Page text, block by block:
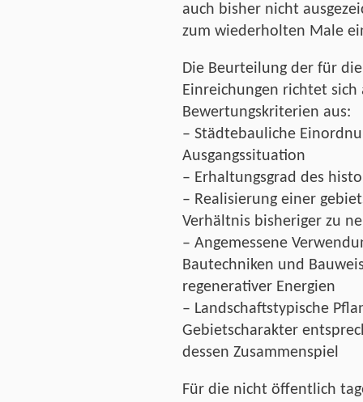
auch bisher nicht
zum wiederholten Male
Die Beurteilung der für
Einreichungen richtet
Bewertungskriterien aus:
– Städtebauliche
Ausgangssituation
– Erhaltungsgrad des
– Realisierung einer
Verhältnis bisheriger zu
– Angemessene
Bautechniken und
regenerativer Energien
– Landschaftstypische
Gebietscharakter
dessen Zusammenspiel
Für die nicht öffentlich